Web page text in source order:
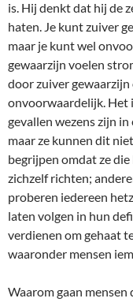
is. Hij denkt dat hij de
haten. Je kunt zuiver
maar je kunt wel
gewaarzijn voelen
door zuiver
onvoorwaardelijk. Het
gevallen wezens zijn
maar ze kunnen dit
begrijpen omdat ze
zichzelf richten;
proberen iedereen
laten volgen in hun
verdienen om gehaat
waaronder mensen
Waarom gaan mensen